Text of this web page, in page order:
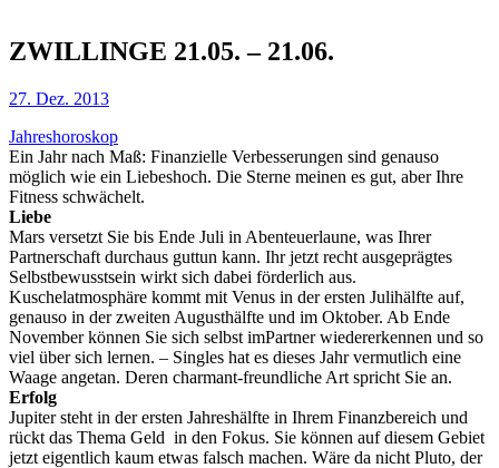
ZWILLINGE 21.05. – 21.06.
27. Dez. 2013
Jahreshoroskop
Ein Jahr nach Maß: Finanzielle Verbesserungen sind genauso
möglich wie ein Liebeshoch. Die Sterne meinen es gut, aber Ihre
Fitness schwächelt.
Liebe
Mars versetzt Sie bis Ende Juli in Abenteuerlaune, was Ihrer
Partnerschaft durchaus guttun kann. Ihr jetzt recht ausgeprägtes
Selbstbewusstsein wirkt sich dabei förderlich aus.
Kuschelatmosphäre kommt mit Venus in der ersten Julihälfte auf,
genauso in der zweiten Augusthälfte und im Oktober. Ab Ende
November können Sie sich selbst imPartner wiedererkennen und so
viel über sich lernen. – Singles hat es dieses Jahr vermutlich eine
Waage angetan. Deren charmant-freundliche Art spricht Sie an.
Erfolg
Jupiter steht in der ersten Jahreshälfte in Ihrem Finanzbereich und
rückt das Thema Geld in den Fokus. Sie können auf diesem Gebiet
jetzt eigentlich kaum etwas falsch machen. Wäre da nicht Pluto, der